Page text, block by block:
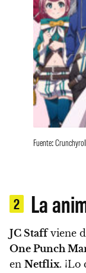
Fuente: Crunchyroll
2 La
JC Staffviene
One Punch
en Netflix. ¡Lo